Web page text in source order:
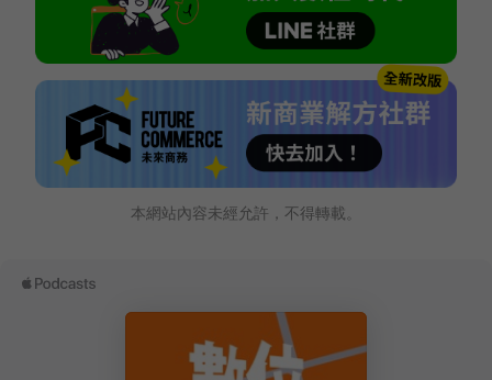
本網站內容未經允許，不得轉載。